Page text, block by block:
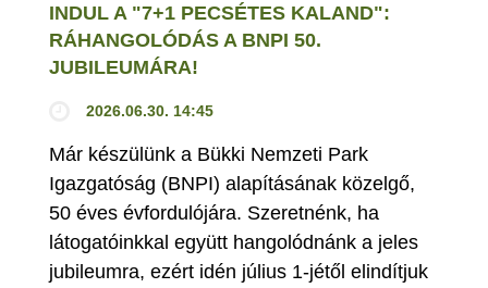
INDUL A "7+1 PECSÉTES KALAND":
RÁHANGOLÓDÁS A BNPI 50.
JUBILEUMÁRA!
2026.06.30. 14:45
Már készülünk a Bükki Nemzeti Park
Igazgatóság (BNPI) alapításának közelgő,
50 éves évfordulójára. Szeretnénk, ha
látogatóinkkal együtt hangolódnánk a jeles
jubileumra, ezért idén július 1-jétől elindítjuk